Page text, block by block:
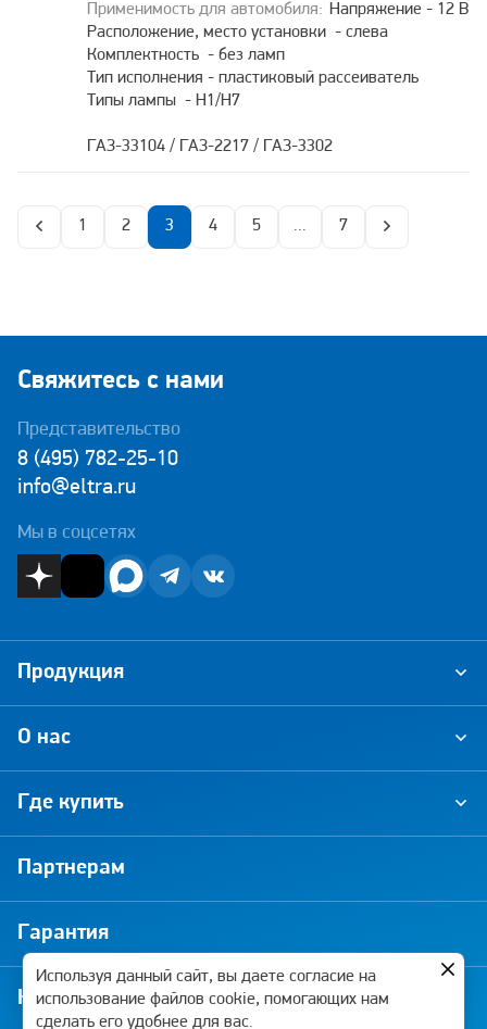
Напряжение - 12 В
Расположение, место установки - слева
Комплектность - без ламп
Тип исполнения - пластиковый рассеиватель
Типы лампы - H1/H7
ГАЗ-33104 / ГАЗ-2217 / ГАЗ-3302
1 2 3 4 5 ... 7
Свяжитесь с нами
Представительство
8 (495) 782-25-10
info@eltra.ru
Мы в соцсетях
О нас
Где купить
Партнерам
Гарантия
Новости и акции
Продукция
Используя данный сайт, вы даете согласие на
использование файлов cookie, помогающих нам
сделать его удобнее для вас.